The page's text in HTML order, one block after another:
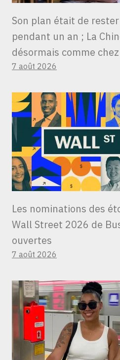
Son plan était de
pendant un an ; La
désormais comme
7 août 2026
Les nominations des
Wall Street 2026 de
ouvertes
7 août 2026